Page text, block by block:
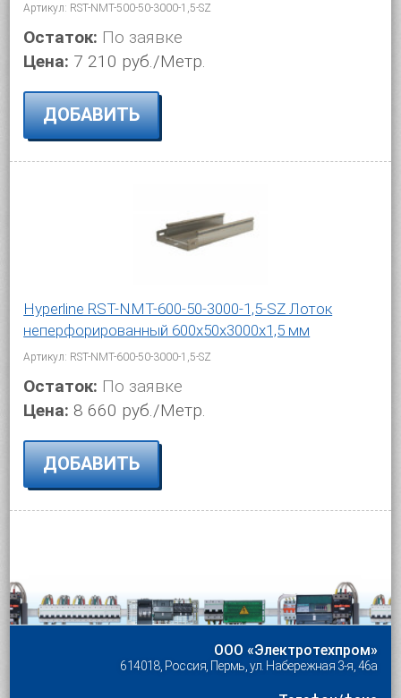
Артикул: RST-NMT-500-50-3000-1,5-SZ
Остаток: По заявке
Цена: 7 210 руб./Метр.
ДОБАВИТЬ
Hyperline RST-NMT-600-50-3000-1,5-SZ Лоток
неперфорированный 600x50x3000x1,5 мм
Артикул: RST-NMT-600-50-3000-1,5-SZ
Остаток: По заявке
Цена: 8 660 руб./Метр.
ДОБАВИТЬ
ООО «Электротехпром»
614018, Россия, Пермь, ул. Набережная 3-я, 46а